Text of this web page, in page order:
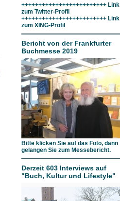
+++++++++++++++++++++++++ Link
zum Twitter-Profil
+++++++++++++++++++++++++ Link
zum XING-Profil
Bericht von der Frankfurter
Buchmesse 2019
Bitte klicken Sie auf das Foto, dann
gelangen Sie zum Messebericht.
Derzeit 603 Interviews auf
"Buch, Kultur und Lifestyle"